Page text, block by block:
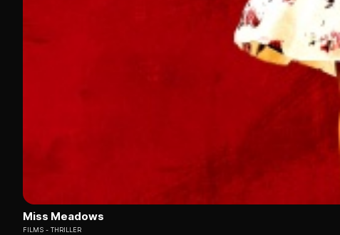
Miss Meadows
FILMS THRILLER